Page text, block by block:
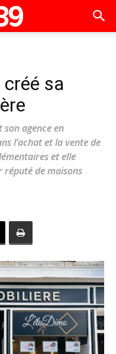
sa
agence en
l’achat et la vente de
et elle
de maisons